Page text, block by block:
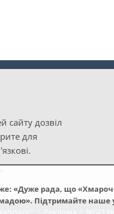
«Дуже рада, що
Підтримайте наше
сайту дозвіл
для